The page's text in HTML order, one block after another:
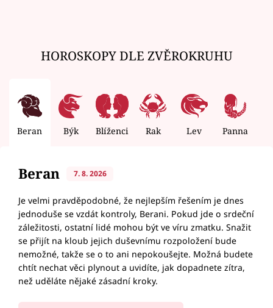
HOROSKOPY DLE ZVĚROKRUHU
Beran Býk Blíženci Rak Lev Panna
Beran 7. 8. 2026
Je velmi pravděpodobné, že nejlepším řešením je dnes
jednoduše se vzdát kontroly, Berani. Pokud jde o srdeční
záležitosti, ostatní lidé mohou být ve víru zmatku. Snažit
se přijít na kloub jejich duševnímu rozpoložení bude
nemožné, takže se o to ani nepokoušejte. Možná budete
chtít nechat věci plynout a uvidíte, jak dopadnete zítra,
než uděláte nějaké zásadní kroky.